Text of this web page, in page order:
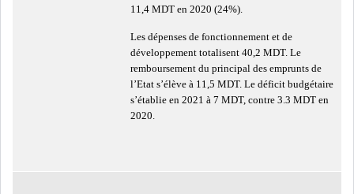
L’ATB RENFORCE SON
ENGAGEMENT AUPRÈS DES...
RSS
11,4 MDT en 2020 (24%).
Les dépenses de fonctionnement et de
développement totalisent 40,2 MDT. Le
remboursement du principal des emprunts de
l’Etat s’élève à 11,5 MDT. Le déficit budgétaire
s’établie en 2021 à 7 MDT, contre 3.3 MDT en
2020.